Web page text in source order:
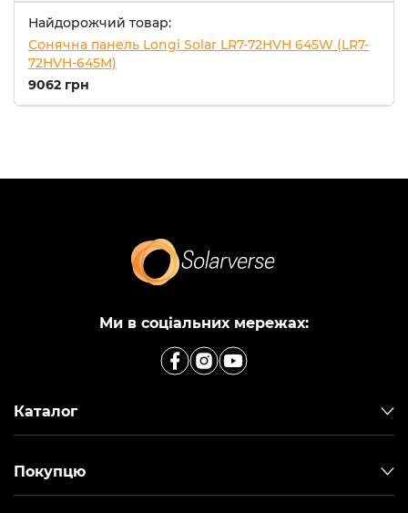
Найдорожчий товар:
Сонячна панель Longi Solar LR7-72HVH 645W (LR7-
72HVH-645M)
9062 грн
Ми в соціальних мережах:
Каталог
Покупцю